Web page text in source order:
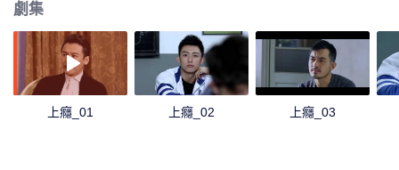
起了不小的作用。
劇集
上癮_01 上癮_02 上癮_03